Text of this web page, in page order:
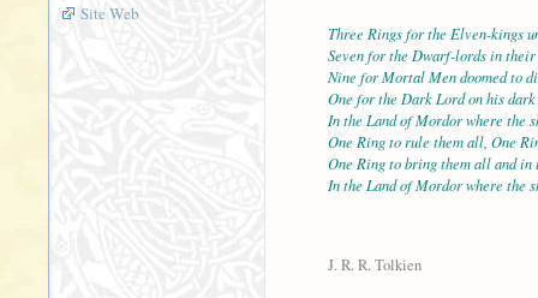
Site Web
Three Rings for the Elven-kings
Seven for the Dwarf-lords in
Nine for Mortal Men doomed to
One for the Dark Lord on his
In the Land of Mordor where the
One Ring to rule them all, One
One Ring to bring them all and in
In the Land of Mordor where the
J. R. R. Tolkien